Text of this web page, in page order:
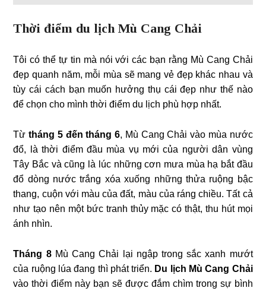
Thời điểm du lịch Mù Cang Chải
Tôi có thể tự tin mà nói với các bạn rằng Mù Cang Chải
đẹp quanh năm, mỗi mùa sẽ mang vẻ đẹp khác nhau và
tùy cái cách bạn muốn hưởng thụ cái đẹp như thế nào
để chọn cho mình thời điểm du lịch phù hợp nhất.
Từtháng 5 đến tháng 6, Mù Cang Chải vào mùa nước
đổ, là thời điểm đầu mùa vụ mới của người dân vùng
Tây Bắc và cũng là lúc những cơn mưa mùa hạ bắt đầu
đổ dòng nước trắng xóa xuống những thửa ruộng bậc
thang, cuộn với màu của đất, màu của ráng chiều. Tất cả
như tạo nên một bức tranh thủy mặc có thật, thu hút mọi
ánh nhìn.
Tháng 8Mù Cang Chải lại ngập trong sắc xanh mướt
của ruộng lúa đang thì phát triển. Du lịch Mù Cang Chải
vào thời điểm này bạn sẽ được đắm chìm trong sự bình